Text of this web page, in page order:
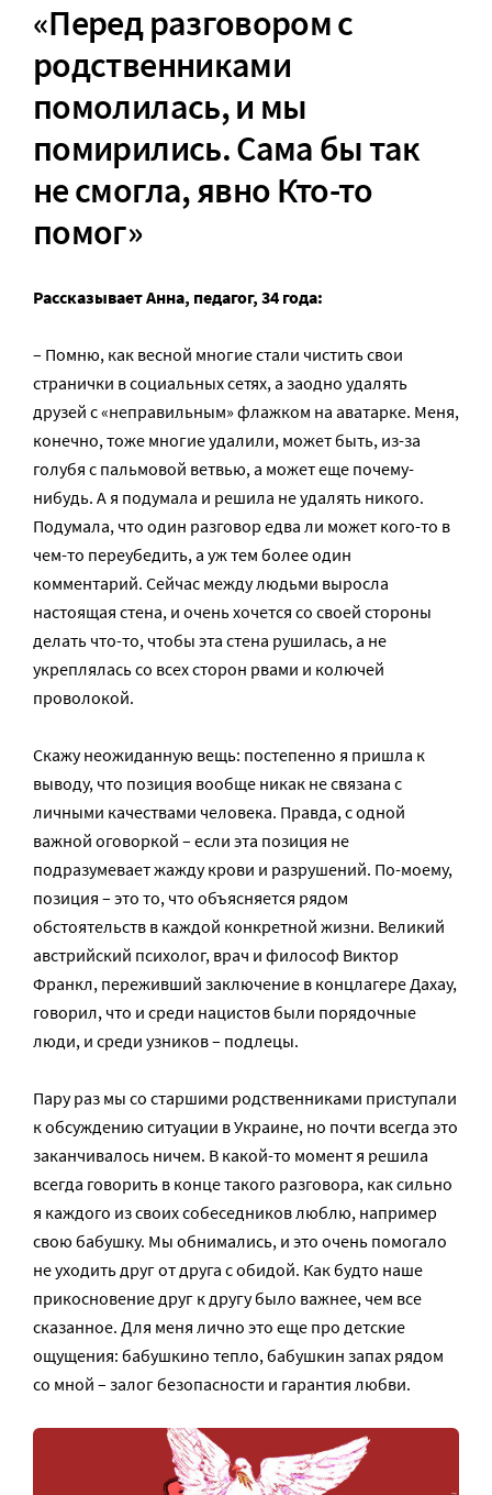
«Перед разговором с
родственниками
помолилась, и мы
помирились. Сама бы так
не смогла, явно Кто-то
помог»
Рассказывает Анна, педагог, 34 года:
– Помню, как весной многие стали чистить свои
странички в социальных сетях, а заодно удалять
друзей с «неправильным» флажком на аватарке. Меня,
конечно, тоже многие удалили, может быть, из-за
голубя с пальмовой ветвью, а может еще почему-
нибудь. А я подумала и решила не удалять никого.
Подумала, что один разговор едва ли может кого-то в
чем-то переубедить, а уж тем более один
комментарий. Сейчас между людьми выросла
настоящая стена, и очень хочется со своей стороны
делать что-то, чтобы эта стена рушилась, а не
укреплялась со всех сторон рвами и колючей
проволокой.
Скажу неожиданную вещь: постепенно я пришла к
выводу, что позиция вообще никак не связана с
личными качествами человека. Правда, с одной
важной оговоркой – если эта позиция не
подразумевает жажду крови и разрушений. По-моему,
позиция – это то, что объясняется рядом
обстоятельств в каждой конкретной жизни. Великий
австрийский психолог, врач и философ Виктор
Франкл, переживший заключение в концлагере Дахау,
говорил, что и среди нацистов были порядочные
люди, и среди узников – подлецы.
Пару раз мы со старшими родственниками приступали
к обсуждению ситуации в Украине, но почти всегда это
заканчивалось ничем. В какой-то момент я решила
всегда говорить в конце такого разговора, как сильно
я каждого из своих собеседников люблю, например
свою бабушку. Мы обнимались, и это очень помогало
не уходить друг от друга с обидой. Как будто наше
прикосновение друг к другу было важнее, чем все
сказанное. Для меня лично это еще про детские
ощущения: бабушкино тепло, бабушкин запах рядом
со мной – залог безопасности и гарантия любви.